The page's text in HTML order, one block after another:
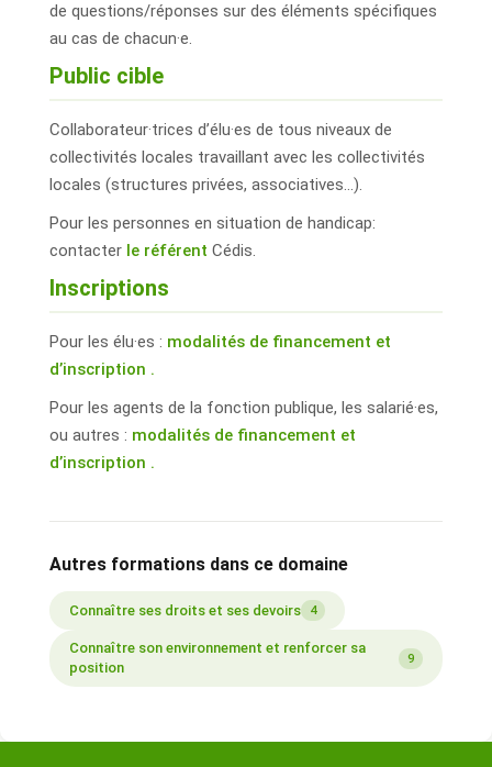
de questions/réponses sur des éléments spécifiques
au cas de chacun·e.
Public cible
Collaborateur·trices d’élu·es de tous niveaux de
collectivités locales travaillant avec les collectivités
locales (structures privées, associatives…).
Pour les personnes en situation de handicap:
contacter le référent Cédis.
Inscriptions
Pour les élu·es : modalités de financement et
d’inscription .
Pour les agents de la fonction publique, les salarié·es,
ou autres : modalités de financement et
d’inscription .
Autres formations dans ce domaine
Connaître ses droits et ses devoirs 4
Connaître son environnement et renforcer sa
position
9